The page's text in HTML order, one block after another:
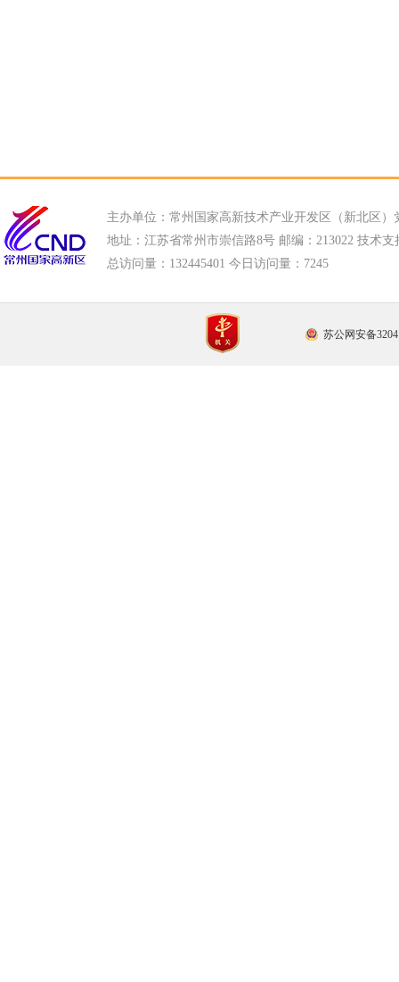
主办单位：常州国家高新技术产业开发区（新北区）
地址：江苏省常州市崇信路8号 邮编：213022 技术支
总访问量： 132445401 今日访问量： 7245
苏公网安备